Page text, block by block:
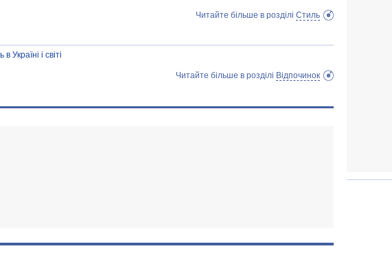
Читайте більше в розділі Стиль
Україні і світі
Читайте більше в розділі Відпочинок